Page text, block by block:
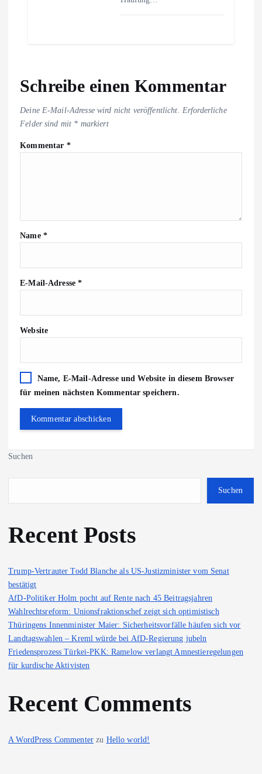
Schreibe einen Kommentar
Deine E-Mail-Adresse wird nicht veröffentlicht. Erforderliche
Felder sind mit * markiert
Kommentar *
Name *
E-Mail-Adresse*
Website
Name, E-Mail-Adresse und Website in diesem Browser
für meinen nächsten Kommentar speichern.
Suchen
Suchen
Recent Posts
Trump-Vertrauter Todd Blanche als US-Justizminister vom Senat
bestätigt
AfD-Politiker Holm pocht auf Rente nach 45 Beitragsjahren
Wahlrechtsreform: Unionsfraktionschef zeigt sich optimistisch
Thüringens Innenminister Maier: Sicherheitsvorfälle häufen sich vor
Landtagswahlen – Kreml würde bei AfD-Regierung jubeln
Friedensprozess Türkei-PKK: Ramelow verlangt Amnestieregelungen
für kurdische Aktivisten
Recent Comments
A WordPress Commenter zu Hello world!